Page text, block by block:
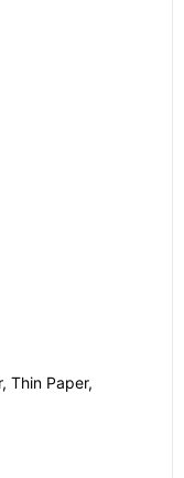
Thin Paper,